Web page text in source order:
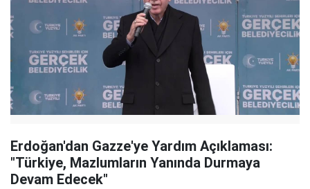
Erdoğan'dan Gazze'ye Yardım Açıklaması:
"Türkiye, Mazlumların Yanında Durmaya
Devam Edecek"